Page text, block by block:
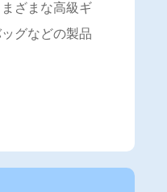
ざまな高級ギ
グなどの製品